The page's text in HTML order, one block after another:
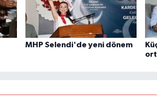
MHP Selendi'de yeni dönem